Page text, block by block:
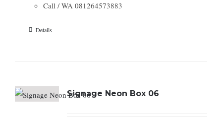
Call / WA 081264573883
Details
Signage Neon Box 06